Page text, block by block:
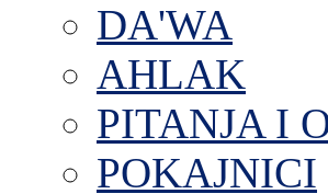
DA'WA
AHLAK
PITANJA I
POKAJNICI